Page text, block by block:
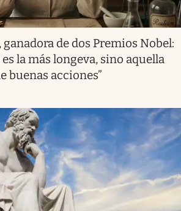
de dos Premios Nobel:
la más longeva, sino aquella
buenas acciones”